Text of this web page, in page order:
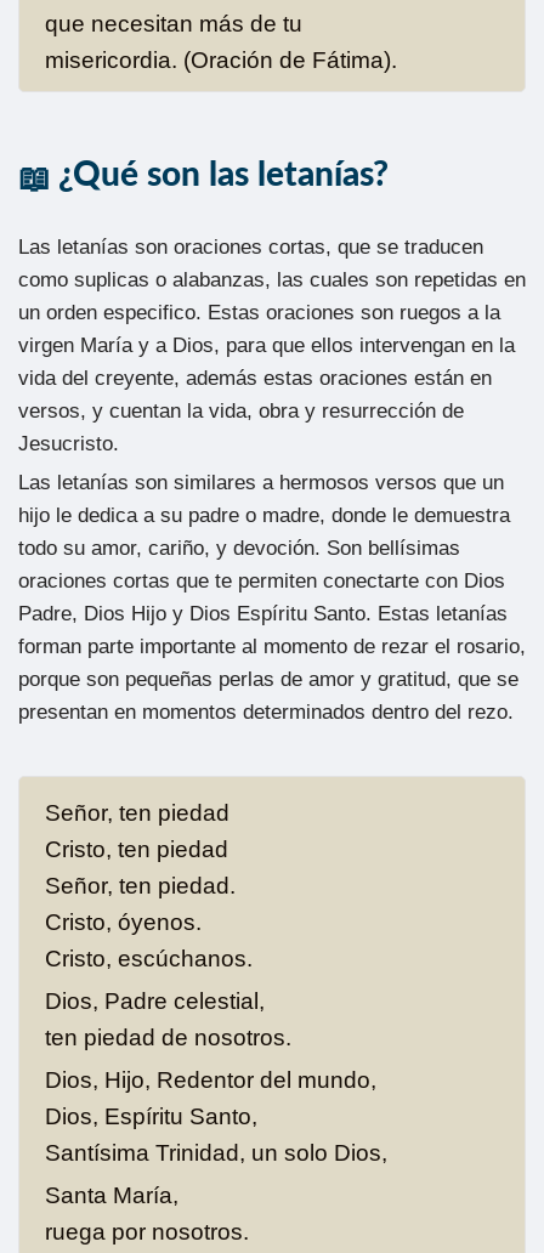
que necesitan más de tu
misericordia. (Oración de Fátima).
¿Qué son las letanías?
Las letanías son oraciones cortas, que se traducen
como suplicas o alabanzas, las cuales son repetidas en
un orden especifico. Estas oraciones son ruegos a la
virgen María y a Dios, para que ellos intervengan en la
vida del creyente, además estas oraciones están en
versos, y cuentan la vida, obra y resurrección de
Jesucristo.
Las letanías son similares a hermosos versos que un
hijo le dedica a su padre o madre, donde le demuestra
todo su amor, cariño, y devoción. Son bellísimas
oraciones cortas que te permiten conectarte con Dios
Padre, Dios Hijo y Dios Espíritu Santo. Estas letanías
forman parte importante al momento de rezar el rosario,
porque son pequeñas perlas de amor y gratitud, que se
presentan en momentos determinados dentro del rezo.
Señor, ten piedad
Cristo, ten piedad
Señor, ten piedad.
Cristo, óyenos.
Cristo, escúchanos.
Dios, Padre celestial,
ten piedad de nosotros.
Dios, Hijo, Redentor del mundo,
Dios, Espíritu Santo,
Santísima Trinidad, un solo Dios,
Santa María,
ruega por nosotros.